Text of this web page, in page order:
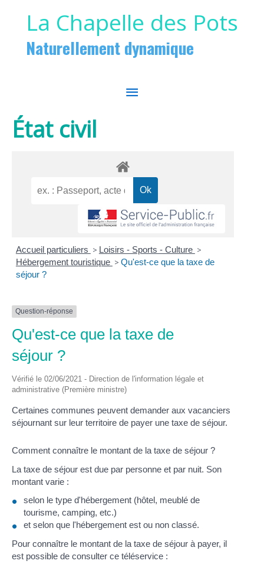
La Chapelle des Pots
Naturellement dynamique
MENU
État civil
Accueil particuliers > Loisirs - Sports - Culture >
Hébergement touristique > Qu'est-ce que la taxe de
séjour ?
Question-réponse
Qu'est-ce que la taxe de
séjour ?
Vérifié le 02/06/2021 - Direction de l'information légale et
administrative (Première ministre)
Certaines communes peuvent demander aux vacanciers
séjournant sur leur territoire de payer une taxe de séjour.
Comment connaître le montant de la taxe de séjour ?
La taxe de séjour est due par personne et par nuit. Son
montant varie :
selon le type d'hébergement (hôtel, meublé de
tourisme, camping, etc.)
et selon que l'hébergement est ou non classé.
Pour connaître le montant de la taxe de séjour à payer, il
est possible de consulter ce téléservice :